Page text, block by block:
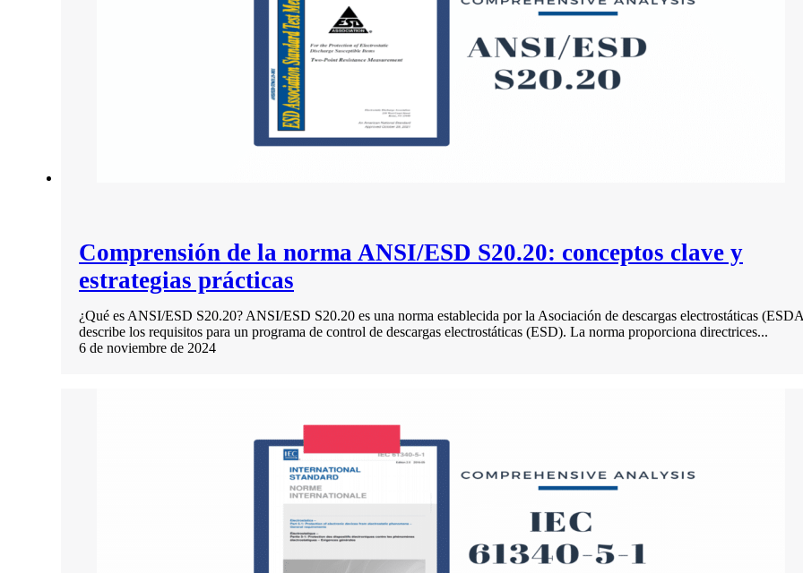
Comprensión de la norma ANSI/ESD S20.20: conceptos clave y
estrategias prácticas
¿Qué es ANSI/ESD S20.20? ANSI/ESD S20.20 es una norma establecida por la Asociación de descargas electrostáticas
describe los requisitos para un programa de control de descargas electrostáticas (ESD). La norma proporciona directrices...
6 de noviembre de 2024